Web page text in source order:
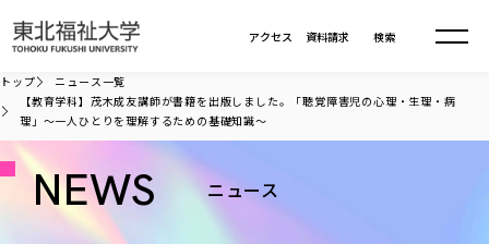
資料請求
アクセス 検索
大学について
学部・大学院
トップ
ニュース一覧
【教育学科】茂木成友講師が書籍を出版しました。「聴覚障害児の心理・生理・病
理」～一人ひとりを理解するための基礎知識～
NEWS ニュース